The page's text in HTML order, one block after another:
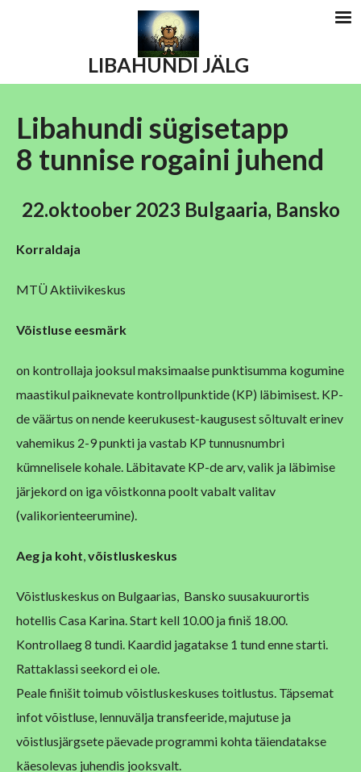
LIBAHUNDI JÄLG
Libahundi sügisetapp
8 tunnise rogaini juhend
22.oktoober 2023 Bulgaaria, Bansko
Korraldaja
MTÜ Aktiivikeskus
Võistluse eesmärk
on kontrollaja jooksul maksimaalse punktisumma kogumine
maastikul paiknevate kontrollpunktide (KP) läbimisest. KP-
de väärtus on nende keerukusest-kaugusest sõltuvalt erinev
vahemikus 2-9 punkti ja vastab KP tunnusnumbri
kümnelisele kohale. Läbitavate KP-de arv, valik ja läbimise
järjekord on iga võistkonna poolt vabalt valitav
(valikorienteerumine).
Aeg ja koht,võistluskeskus
Võistluskeskus on Bulgaarias, Bansko suusakuurortis
hotellis Casa Karina. Start kell 10.00 ja finiš 18.00.
Kontrollaeg 8 tundi. Kaardid jagatakse 1 tund enne starti.
Rattaklassi seekord ei ole.
Peale finišit toimub võistluskeskuses toitlustus. Täpsemat
infot võistluse, lennuvälja transfeeride, majutuse ja
võistlusjärgsete päevade programmi kohta täiendatakse
käesolevas juhendis jooksvalt.